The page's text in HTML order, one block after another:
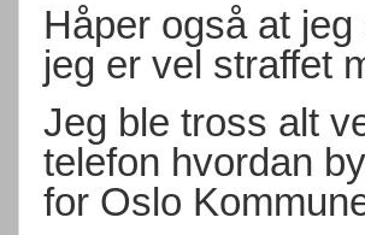
Håper også at
jeg er vel straffet
Jeg ble tross alt
telefon hvordan
for Oslo